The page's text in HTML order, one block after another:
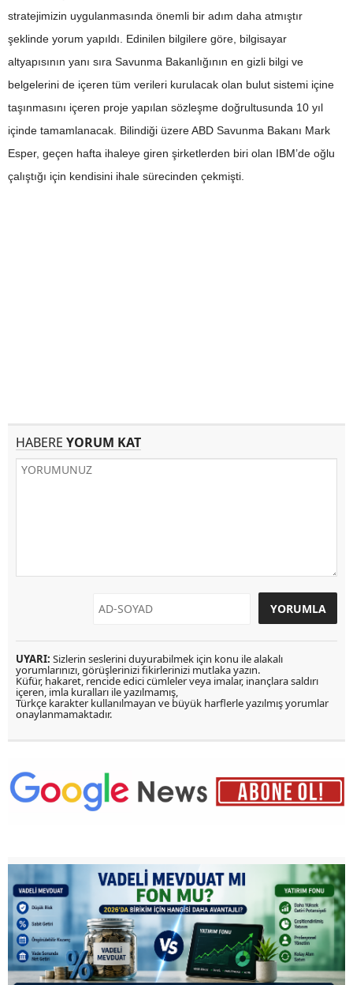
stratejimizin uygulanmasında önemli bir adım daha atmıştır
şeklinde yorum yapıldı. Edinilen bilgilere göre, bilgisayar
altyapısının yanı sıra Savunma Bakanlığının en gizli bilgi ve
belgelerini de içeren tüm verileri kurulacak olan bulut sistemi içine
taşınmasını içeren proje yapılan sözleşme doğrultusunda 10 yıl
içinde tamamlanacak. Bilindiği üzere ABD Savunma Bakanı Mark
Esper, geçen hafta ihaleye giren şirketlerden biri olan IBM’de oğlu
çalıştığı için kendisini ihale sürecinden çekmişti.
HABERE YORUM KAT
UYARI: Sizlerin seslerini duyurabilmek için konu ile alakalı
yorumlarınızı, görüşlerinizi fikirlerinizi mutlaka yazın.
Küfür, hakaret, rencide edici cümleler veya imalar, inançlara saldırı
içeren, imla kuralları ile yazılmamış,
Türkçe karakter kullanılmayan ve büyük harflerle yazılmış yorumlar
onaylanmamaktadır.